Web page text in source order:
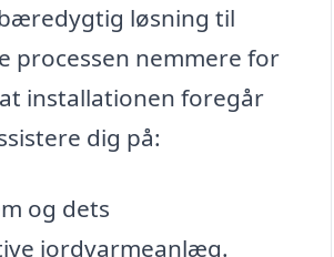
løsning til
processen nemmere for
installationen foregår
dig på:
og dets
jordvarmeanlæg.